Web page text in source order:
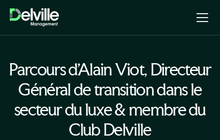
Parcours d’Alain Viot, Directeur
Général de transition dans le
secteur du luxe & membre du
Club Delville